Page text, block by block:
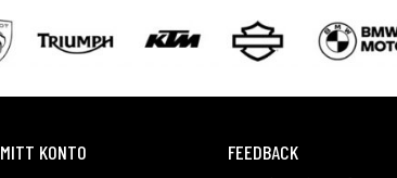
MITT KONTO FEEDBACK